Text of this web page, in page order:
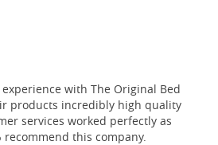
with The Original Bed
products incredibly high quality
services worked perfectly as
recommend this company.